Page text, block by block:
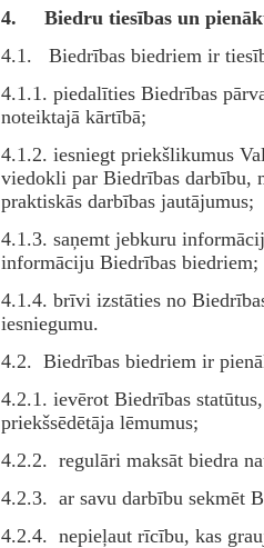
4. Biedru tiesības un
4.1. Biedrības biedriem ir
4.1.1. piedalīties Biedrības
noteiktajā kārtībā;
4.1.2. iesniegt priekšlikumus
viedokli par Biedrības darbību,
praktiskās darbības jautājumus;
4.1.3. saņemt jebkuru
informāciju Biedrības biedriem;
4.1.4. brīvi izstāties no
iesniegumu.
4.2. Biedrības biedriem ir
4.2.1. ievērot Biedrības
priekšsēdētāja lēmumus;
4.2.2. regulāri maksāt biedra
4.2.3. ar savu darbību sekmēt
4.2.4. nepieļaut rīcību, kas